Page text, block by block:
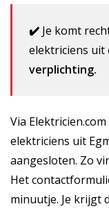
✔️ Je komt
elektriciens uit
verplichting.
Via
elektriciens uit
aangesloten. Zo
Het
minuutje. Je krijgt